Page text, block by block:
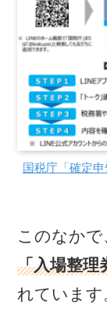
国税庁「確定
このなかで
「入場整理
れています